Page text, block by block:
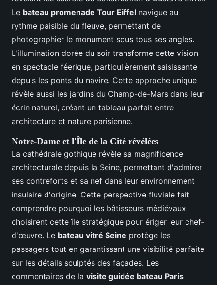
Le bateau promenade Tour Eiffel navigue au
rythme paisible du fleuve, permettant de
photographier le monument sous tous ses angles.
L'illumination dorée du soir transforme cette vision
en spectacle féerique, particulièrement saisissante
depuis les ponts du navire. Cette approche unique
révèle aussi les jardins du Champ-de-Mars dans leur
écrin naturel, créant un tableau parfait entre
architecture et nature parisienne.
Notre-Dame et l'Île de la Cité révélées
La cathédrale gothique révèle sa magnificence
architecturale depuis la Seine, permettant d'admirer
ses contreforts et sa nef dans leur environnement
insulaire d'origine. Cette perspective fluviale fait
comprendre pourquoi les bâtisseurs médiévaux
choisirent cette île stratégique pour ériger leur chef-
d'œuvre. Le bateau vitré Seine protège les
passagers tout en garantissant une visibilité parfaite
sur les détails sculptés des façades. Les
commentaires de la visite guidée bateau Paris